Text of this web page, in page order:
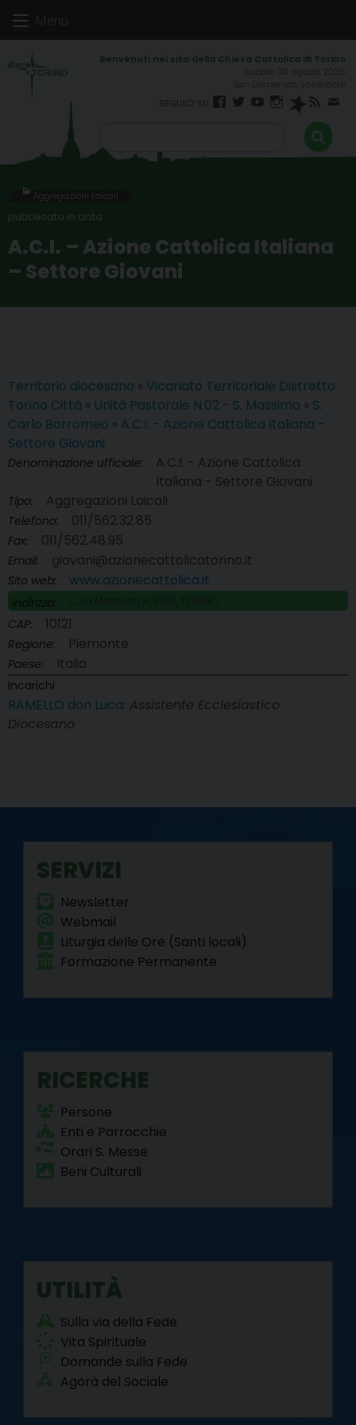
Menu
sabato 08 agosto 2026
Facebook
TwitterYouTube
Instagram
Spreaker
RSS
FEED
Aggregazioni Laicali
A.C.I. – Azione Cattolica Italiana
– Settore Giovani
Territorio diocesano » Vicariato Territoriale Distretto
Torino Città » Unità Pastorale N.02 - S. Massimo » S.
Carlo Borromeo » A.C.I. - Azione Cattolica Italiana -
Settore Giovani
Denominazione ufficiale:
A.C.I. - Azione Cattolica
Italiana - Settore Giovani
Tipo: Aggregazioni Laicali
Telefono: 011/562.32.85
Fax: 011/562.48.95
Email: giovani@azionecattolicatorino.it
Sito web: www.azionecattolica.it
Indirizzo:
CAP: 10121
Regione: Piemonte
Paese: Italia
Incarichi
RAMELLO don Luca : Assistente Ecclesiastico
Diocesano
SERVIZI
Newsletter
Webmail
Liturgia delle Ore (Santi locali)
Formazione Permanente
RICERCHE
Persone
Enti e Parrocchie
Orari S. Messe
Beni Culturali
UTILITÀ
Sulla via della Fede
Vita Spirituale
Domande sulla Fede
Agorà del Sociale